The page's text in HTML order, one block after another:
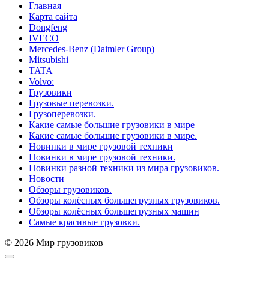
Главная
Карта сайта
Dongfeng
IVECO
Mercedes-Benz (Daimler Group)
Mitsubishi
TATA
Volvo:
Грузовики
Грузовые перевозки.
Грузоперевозки.
Какие самые большие грузовики в мире
Какие самые большие грузовики в мире.
Новинки в мире грузовой техники
Новинки в мире грузовой техники.
Новинки разной техники из мира грузовиков.
Новости
Обзоры грузовиков.
Обзоры колёсных большегрузных грузовиков.
Обзоры колёсных большегрузных машин
Самые красивые грузовки.
© 2026 Мир грузовиков